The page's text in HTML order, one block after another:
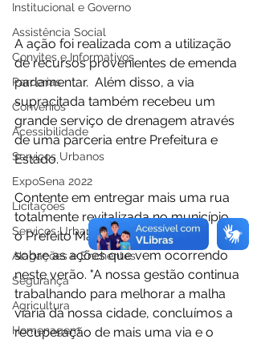
Institucional e Governo
Assistência Social
Convites e Informativos
Parcerias
Convênios
Acessibilidade
Serviços Urbanos
ExpoSena 2022
Licitações
Serviços Urbanos
Alagações e Enchentes
Segurança
Agricultura
Homenagem
A ação foi realizada com a utilização
de recursos provenientes de emenda
parlamentar.  Além disso, a via
supracitada também recebeu um
grande serviço de drenagem através
de uma parceria entre Prefeitura e
Estado.
Contente em entregar mais uma rua
totalmente revitalizada no município,
o Prefeito Mazinho Serafim falou
sobre as ações que vem ocorrendo
neste verão. "A nossa gestão continua
trabalhando para melhorar a malha
viária da nossa cidade, concluímos a
recuperação de mais uma via e o